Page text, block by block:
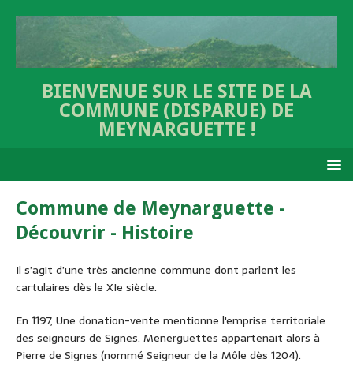
BIENVENUE SUR LE SITE DE LA
COMMUNE (DISPARUE) DE
MEYNARGUETTE !
Commune de Meynarguette -
Découvrir - Histoire
Il s’agit d’une très ancienne commune dont parlent les
cartulaires dès le XIe siècle.
En 1197, Une donation-vente mentionne l'emprise territoriale
des seigneurs de Signes. Menerguettes appartenait alors à
Pierre de Signes (nommé Seigneur de la Môle dès 1204).